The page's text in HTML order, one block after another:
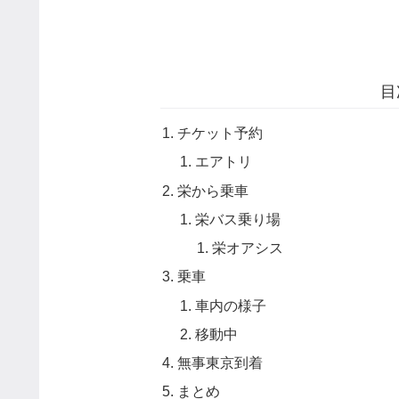
チケット予約
エアトリ
栄から乗車
栄バス乗り場
栄オアシス
乗車
車内の様子
移動中
無事東京到着
まとめ